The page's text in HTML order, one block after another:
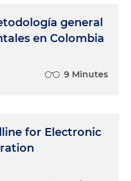
general
en Colombia
9 Minutes
for Electronic